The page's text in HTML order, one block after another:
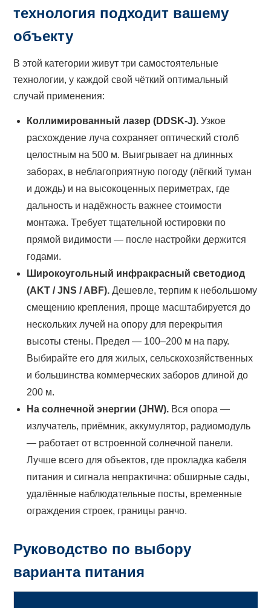
технология подходит вашему
объекту
В этой категории живут три самостоятельные
технологии, у каждой свой чёткий оптимальный
случай применения:
Коллимированный лазер (DDSK-J). Узкое
расхождение луча сохраняет оптический столб
целостным на 500 м. Выигрывает на длинных
заборах, в неблагоприятную погоду (лёгкий туман
и дождь) и на высокоценных периметрах, где
дальность и надёжность важнее стоимости
монтажа. Требует тщательной юстировки по
прямой видимости — после настройки держится
годами.
Широкоугольный инфракрасный светодиод
(AKT / JNS / ABF). Дешевле, терпим к небольшому
смещению крепления, проще масштабируется до
нескольких лучей на опору для перекрытия
высоты стены. Предел — 100–200 м на пару.
Выбирайте его для жилых, сельскохозяйственных
и большинства коммерческих заборов длиной до
200 м.
На солнечной энергии (JHW). Вся опора —
излучатель, приёмник, аккумулятор, радиомодуль
— работает от встроенной солнечной панели.
Лучше всего для объектов, где прокладка кабеля
питания и сигнала непрактична: обширные сады,
удалённые наблюдательные посты, временные
ограждения строек, границы ранчо.
Руководство по выбору
варианта питания